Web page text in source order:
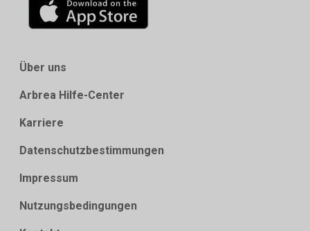
Über uns
Arbrea Hilfe-Center
Karriere
Datenschutzbestimmungen
Impressum
Nutzungsbedingungen